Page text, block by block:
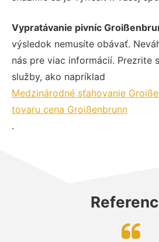
Vypratávanie pivníc
výsledok nemusíte obávať.
nás pre viac informácií. Prezrite
služby, ako napríklad
Medzinárodné sťahovanie
tovaru cena Groißenbrunn
.